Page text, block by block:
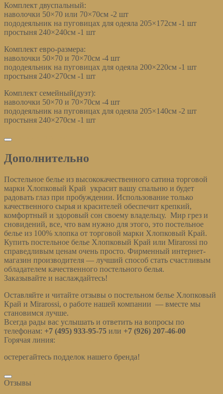
Комплект двуспальный:
наволочки 50×70 или 70×70см -2 шт
пододеяльник на пуговицах для одеяла 205×172см -1 шт
простыня 240×240см -1 шт
Комплект евро-размера:
наволочки 50×70 и 70×70см -4 шт
пододеяльник на пуговицах для одеяла 200×220см -1 шт
простыня 240×270см -1 шт
Комплект семейный(дуэт):
наволочки 50×70 и 70×70см -4 шт
пододеяльник на пуговицах для одеяла 205×140см -2 шт
простыня 240×270см -1 шт
Дополнительно
Постельное белье из высококачественного сатина торговой
марки Хлопковый Край украсит вашу спальню и будет
радовать глаз при пробуждении. Использование только
качественного сырья и красителей обеспечит крепкий,
комфортный и здоровый сон своему владельцу. Мир грез и
сновидений, все, что вам нужно для этого, это постельное
белье из 100% хлопка от торговой марки Хлопковый Край.
Купить постельное белье Хлопковый Край или Mirarossi по
справедливым ценам очень просто. Фирменный интернет-
магазин производителя — лучший способ стать счастливым
обладателем качественного постельного белья.
Заказывайте и наслаждайтесь!
Оставляйте и читайте отзывы о постельном белье Хлопковый
Край и Mirarossi, о работе нашей компании — вместе мы
становимся лучше.
Всегда рады вас услышать и ответить на вопросы по
телефонам: +7 (495) 933-95-75 или +7 (926) 207-46-00
Горячая линия:
остерегайтесь подделок нашего бренда!
Отзывы